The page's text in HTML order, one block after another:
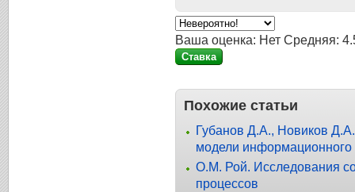
Ваша оценка: Нет Средняя:
Похожие статьи
Губанов Д.А., Новиков
модели информационного
О.М. Рой. Исследования
процессов